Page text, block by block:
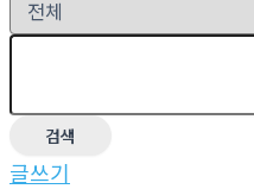
검색
글쓰기